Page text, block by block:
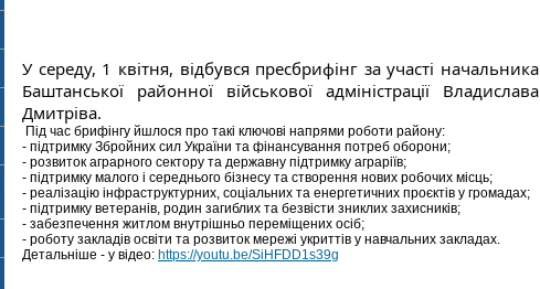
У середу, 1 квітня, відбувся пресбрифінг за участі начальника
Баштанської районної військової адміністрації Владислава
Дмитріва.
Під час брифінгу йшлося про такі ключові напрями роботи району:
- підтримку Збройних сил України та фінансування потреб оборони;
- розвиток аграрного сектору та державну підтримку аграріїв;
- підтримку малого і середнього бізнесу та створення нових робочих місць;
- реалізацію інфраструктурних, соціальних та енергетичних проєктів у громадах;
- підтримку ветеранів, родин загиблих та безвісти зниклих захисників;
- забезпечення житлом внутрішньо переміщених осіб;
- роботу закладів освіти та розвиток мережі укриттів у навчальних закладах.
Детальніше - у відео: https://youtu.be/SiHFDD1s39g